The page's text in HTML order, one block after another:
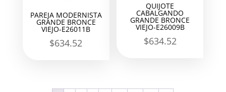
PAREJA MODERNISTA
GRANDE BRONCE
VIEJO-E26011B
$634.52
QUIJOTE
CABALGANDO
GRANDE BRONCE
VIEJO-E26009B
$634.52